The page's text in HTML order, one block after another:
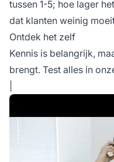
tussen 1-5; hoe lager
dat klanten weinig
Ontdek het zelf
Kennis is belangrijk,
brengt. Test alles in